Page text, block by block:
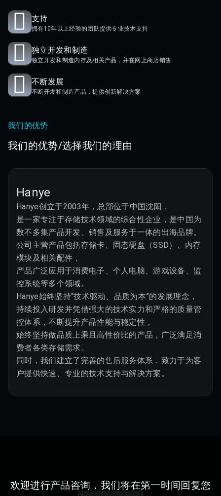
支持
拥有10年以上经验的团队提供专业技术支持
独立开发和制造
独立开发和制造内存及相关产品，并在网上商店销售
不断发展
不断开发和制造产品，提供创新解决方案
我们的优势
我们的优势/选择我们的理由
Hanye
Hanye创立于2003年，总部位于中国沈阳，
是一家专注于存储技术领域的综合性企业，是中国为
数不多集产品开发、销售及服务于一体的出海品牌。
公司主营产品包括存储卡、固态硬盘（SSD）、内存
模块及相关配件，
产品广泛应用于消费电子、个人电脑、游戏设备、监
控系统等多个领域。
Hanye始终坚持“技术驱动、品质为本”的发展理念，
持续投入研发并凭借强大的技术实力和严格的质量管
控体系，不断提升产品性能与稳定性，
始终坚持做品质上乘且高性价比的产品，广泛满足消
费者各类存储需求。
同时，我们建立了完善的售后服务体系，致力于为客
户提供快速、专业的技术支持与解决方案。
欢迎进行产品咨询，我们将在第一时间回复您